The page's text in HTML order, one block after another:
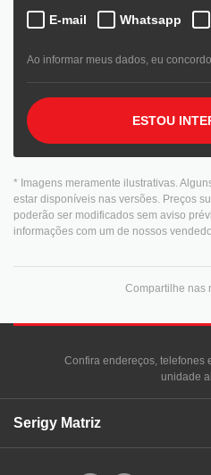
E-mail
Whatsapp
Ao informar meus dados, eu
ESTOU
* Imagens meramente ilustrativas.
estar disponíveis nas versões. Preços
poderão ser modificados sem aviso
informações com um de nossos
Compartilhe nas
Confira endereços, telefones
unidade
Serigy Matriz